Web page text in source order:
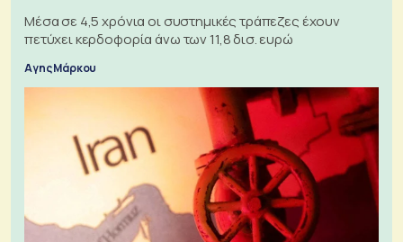
Μέσα σε 4,5 χρόνια οι συστημικές τράπεζες έχουν
πετύχει κερδοφορία άνω των 11,8 δισ. ευρώ
Αγης Μάρκου